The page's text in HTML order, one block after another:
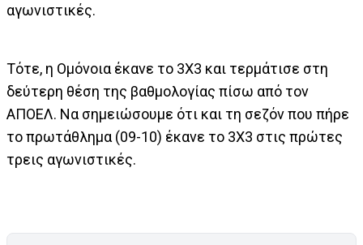
αγωνιστικές.
Τότε, η Ομόνοια έκανε το 3Χ3 και τερμάτισε στη
δεύτερη θέση της βαθμολογίας πίσω από τον
ΑΠΟΕΛ. Να σημειώσουμε ότι και τη σεζόν που πήρε
το πρωτάθλημα (09-10) έκανε το 3Χ3 στις πρώτες
τρεις αγωνιστικές.